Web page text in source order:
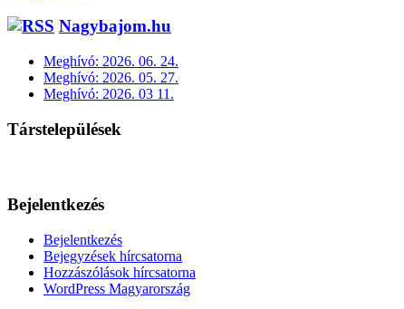
Nagybajom.hu
Meghívó: 2026. 06. 24.
Meghívó: 2026. 05. 27.
Meghívó: 2026. 03 11.
Társtelepülések
Bejelentkezés
Bejelentkezés
Bejegyzések hírcsatorna
Hozzászólások hírcsatorna
WordPress Magyarország